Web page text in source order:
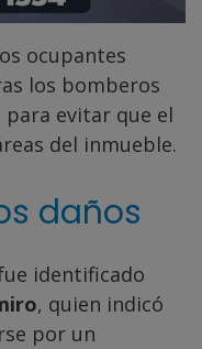
ocupantes
los bomberos
evitar que el
del inmueble.
daños
identificado
, quien indicó
por un